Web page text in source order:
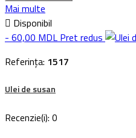
Mai multe
 Disponibil
- 60,00 MDL Pret redus
Referința: 1517
Ulei de susan
Recenzie(i): 0